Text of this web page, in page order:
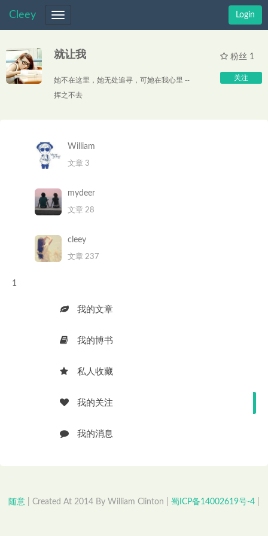
Cleey
Toggle
navigation
Login
粉丝 1
关注
就让我
她不在这里，她无处追寻，可她在我心里 --
挥之不去
William
文章 3
mydeer
文章 28
cleey
文章 237
1
我的文章
我的博书
私人收藏
我的关注
我的消息
随意 | Created At 2014 By William Clinton | 蜀ICP备14002619号-4